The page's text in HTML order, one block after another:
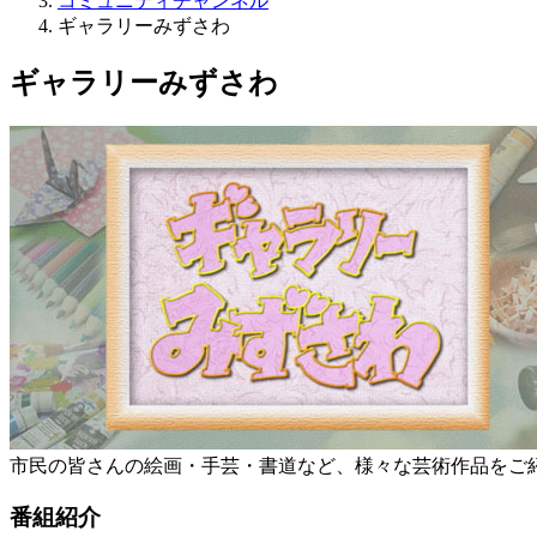
ギャラリーみずさわ
ギャラリーみずさわ
市民の皆さんの絵画・手芸・書道など、様々な芸術作品をご
番組紹介